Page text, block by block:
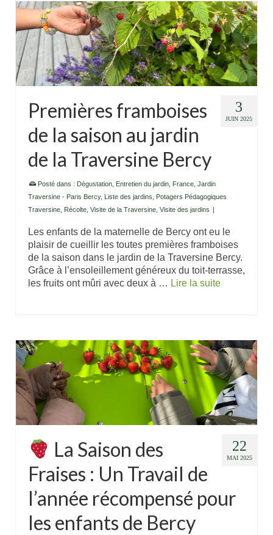
3
JUIN 2025
Premières framboises
de la saison au jardin
de la Traversine Bercy
Posté dans : Dégustation Entretien du jardin France Jardin
Traversine - Paris Bercy, Liste des jardins
Potagers Pédagogiques
Traversine Récolte Visite de la Traversine Visite des jardins |
Les enfants de la maternelle de Bercy ont eu le
plaisir de cueillir les toutes premières framboises
de la saison dans le jardin de la Traversine Bercy.
Grâce à l’ensoleillement généreux du toit-terrasse,
les fruits ont mûri avec deux à … Lire la suite
22
MAI 2025
La Saison des
Fraises : Un Travail de
l’année récompensé pour
les enfants de Bercy